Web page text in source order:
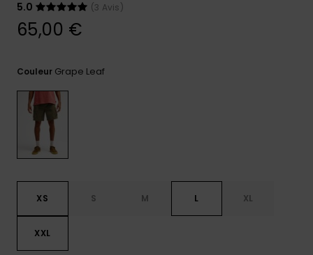
Démarrer
des
réponses
Consulter
5.0
(3 Avis)
65,00 €
Couleur Grape Leaf
XS S M L XL
XXL